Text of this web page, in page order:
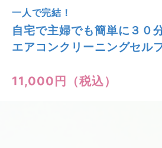
一人で完結！
自宅で主婦でも簡単に３０
エアコンクリーニングセル
11,000円（税込）